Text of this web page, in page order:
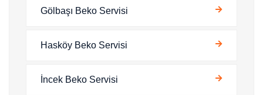
Gölbaşı Beko Servisi
Hasköy Beko Servisi
İncek Beko Servisi